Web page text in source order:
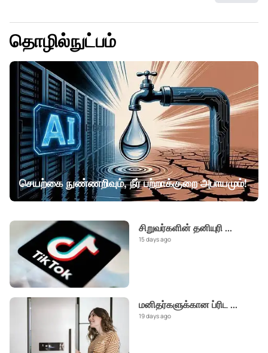
தொழில்நுட்பம்
செயற்கை நுண்ணறிவும், நீர் பற்றாக்குறை அபாயமும்!
சிறுவர்களின் தனியுரி ...
15 days ago
மனிதர்களுக்கான ப்ரிட ...
19 days ago